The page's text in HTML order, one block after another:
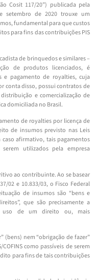
Cosit 117/20”) publicada pela
setembro de 2020 trouxe um
fundamental para que custos
para fins das contribuições PIS
de brinquedos e similares –
de produtos licenciados, é
e pagamento de royalties, cuja
conta disso, possui contratos de
e comercialização de
domiciliada no Brasil.
de royalties por licença de
de insumos previsto nas Leis
caso afirmativo, tais pagamentos
serem utilizados pela empresa
ao contribuinte. Ao se basear
02 e 10.833/03, o Fisco Federal
de insumos são “bens e
que são precisamente a
uso de um direito ou, mais
(bens) nem “obrigação de fazer”
como passíveis de serem
para fins de tais contribuições